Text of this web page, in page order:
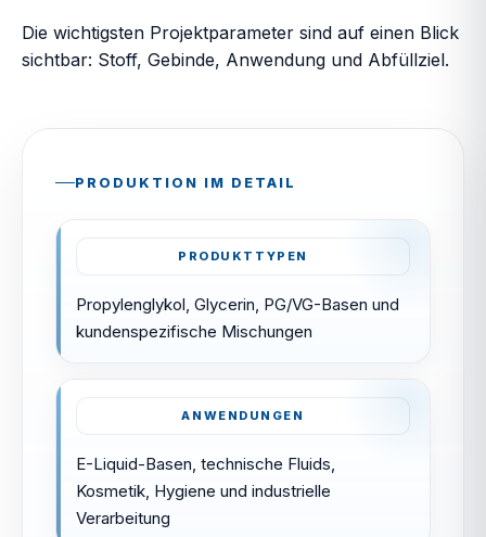
Die wichtigsten Projektparameter sind auf einen Blick
sichtbar: Stoff, Gebinde, Anwendung und Abfüllziel.
PRODUKTION IM DETAIL
PRODUKTTYPEN
Propylenglykol, Glycerin, PG/VG-Basen und
kundenspezifische Mischungen
ANWENDUNGEN
E-Liquid-Basen, technische Fluids,
Kosmetik, Hygiene und industrielle
Verarbeitung